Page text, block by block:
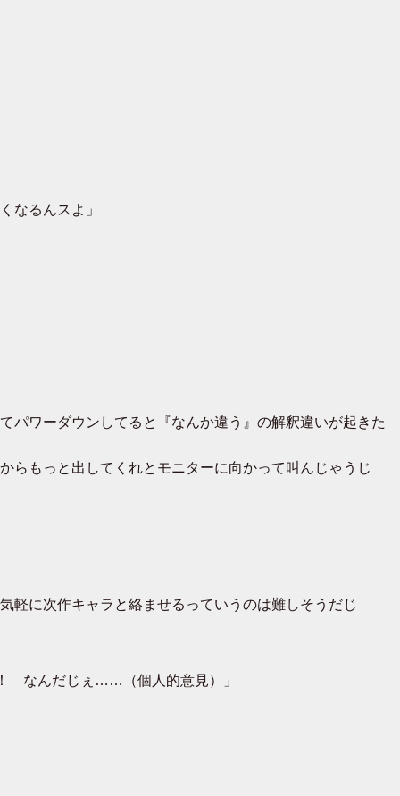
なるんスよ」
パワーダウンしてると『なんか違う』の解釈違いが起きた
らもっと出してくれとモニターに向かって叫んじゃうじ
軽に次作キャラと絡ませるっていうのは難しそうだじ
なんだじぇ……（個人的意見）」